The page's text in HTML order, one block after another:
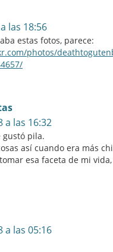
las 18:56
estas fotos, parece:
photos/
a las 16:32
gustó pila.
así cuando era más
esa faceta de mi
a las 05:16